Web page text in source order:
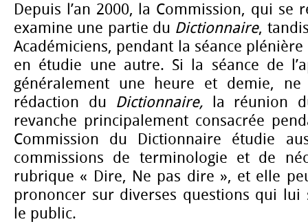
Depuis l’an 2000, la Commission, qui
examine une partie du Dictionnaire,
Académiciens, pendant la séance
en étudie une autre. Si la séance de
généralement une heure et demie,
rédaction du Dictionnaire,
la réunion
revanche principalement consacrée
Commission du Dictionnaire étudie
commissions de terminologie et de
rubrique « Dire, Ne pas dire », et elle
prononcer sur diverses questions qui lui
le public.